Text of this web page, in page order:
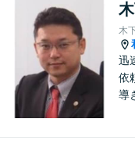
【
み
軽
木
迅
依
導